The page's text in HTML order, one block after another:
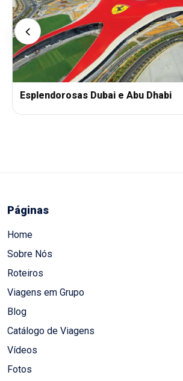
Esplendorosas Dubai e Abu Dhabi
Páginas
Home
Sobre Nós
Roteiros
Viagens em Grupo
Blog
Catálogo de Viagens
Vídeos
Fotos